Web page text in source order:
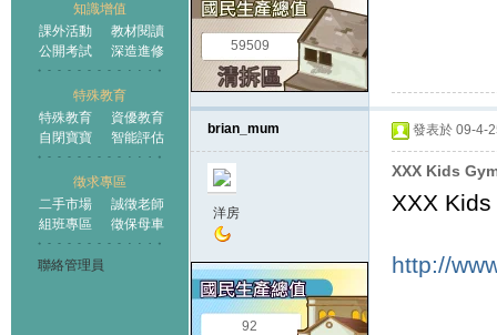
知識增值
課外活動
教材閱讀
公開考試
深造進修
特殊教育
特殊教育
資優教育
自閉寶寶
智能評估
徵求專區
二手市場
誠徵老師
組班專區
徵保母車
聯絡管理員
59509
brian_mum
洋房
92
發表於 09-4-
XXX Kids
XXX
http://